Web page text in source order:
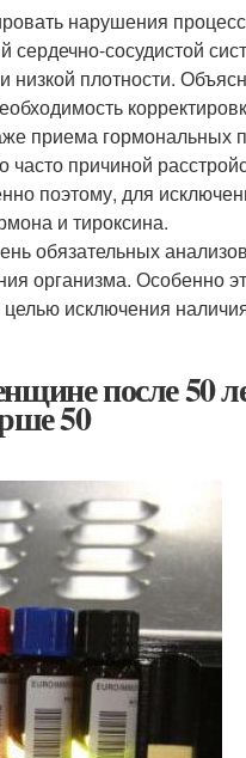
нарушения
сердечно-сосудистой
плотности.
приема гормональных
причиной
поэтому, для
и тироксина.
обязательных
организма. Особенно
исключения
после 50
50